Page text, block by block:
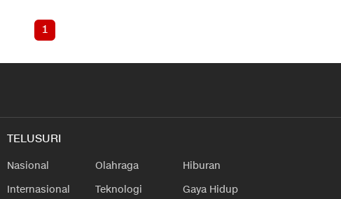
1
TELUSURI
Nasional
Internasional
Olahraga
Teknologi
Hiburan
Gaya Hidup